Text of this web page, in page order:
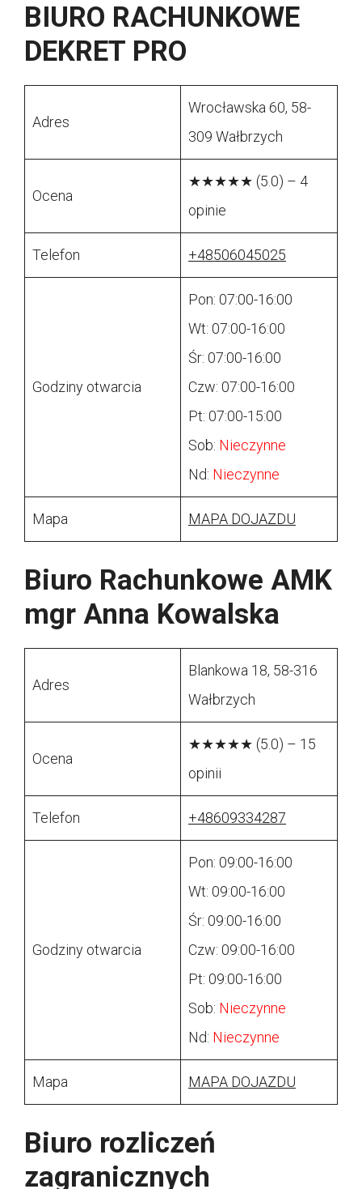
BIURO RACHUNKOWE
DEKRET PRO
Adres
Wrocławska 60, 58-
309 Wałbrzych
Ocena
★★★★★ (5.0) – 4
opinie
Telefon +48506045025
Godziny otwarcia
Pon: 07:00-16:00
Wt: 07:00-16:00
Śr: 07:00-16:00
Czw: 07:00-16:00
Pt: 07:00-15:00
Sob: Nieczynne
Nd: Nieczynne
Mapa MAPA DOJAZDU
Biuro Rachunkowe AMK
mgr Anna Kowalska
Adres
Blankowa 18, 58-316
Wałbrzych
Ocena
★★★★★ (5.0) – 15
opinii
Telefon +48609334287
Godziny otwarcia
Pon: 09:00-16:00
Wt: 09:00-16:00
Śr: 09:00-16:00
Czw: 09:00-16:00
Pt: 09:00-16:00
Sob: Nieczynne
Nd: Nieczynne
Mapa MAPA DOJAZDU
Biuro rozliczeń
zagranicznych